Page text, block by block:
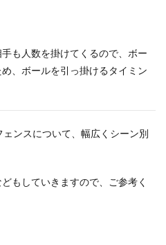
も人数を掛けてくるので、ボー
、ボールを引っ掛けるタイミン
ンスについて、幅広くシーン別
もしていきますので、ご参考く